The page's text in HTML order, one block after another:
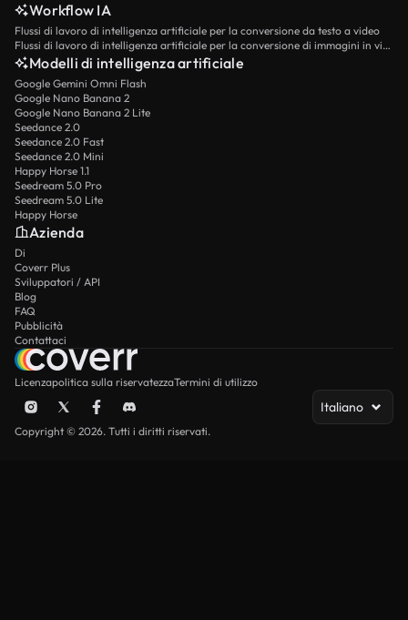
Workflow IA
Flussi di lavoro di intelligenza artificiale per la conversione da testo a video
Flussi di lavoro di intelligenza artificiale per la conversione di immagini in video
Modelli di intelligenza artificiale
Google Gemini Omni Flash
Google Nano Banana 2
Google Nano Banana 2 Lite
Seedance 2.0
Seedance 2.0 Fast
Seedance 2.0 Mini
Happy Horse 1.1
Seedream 5.0 Pro
Seedream 5.0 Lite
Happy Horse
Azienda
Di
Coverr Plus
Sviluppatori / API
Blog
FAQ
Pubblicità
Contattaci
Licenzapolitica sulla riservatezzaTermini di utilizzo
Italiano
Copyright © 2026. Tutti i diritti riservati.